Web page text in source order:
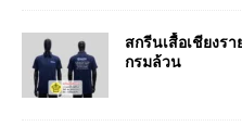
สกรีนเสื้อเชียงร
กรมล้วน